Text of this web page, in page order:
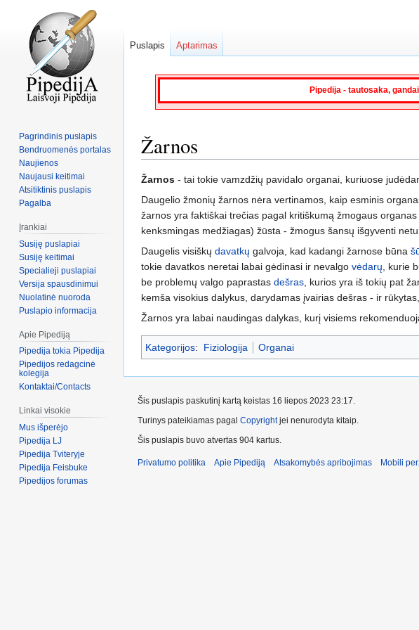
Pipedija - tautosaka,
Žarnos
Jump
to
navigation
Jump
to
search
Žarnos - tai tokie vamzdžių pavidalo organai, kuriuose
Daugelio žmonių žarnos nėra vertinamos, kaip esminis
žarnos yra faktiškai trečias pagal kritiškumą žmogaus
kenksmingas medžiagas) žūsta - žmogus šansų išgyventi
Daugelis visiškų davatkų galvoja, kad kadangi žarnose būna
tokie davatkos neretai labai gėdinasi ir nevalgo vėdarų , kurie
be problemų valgo paprastas dešras , kurios yra iš tokių pat
kemša visokius dalykus, darydamas įvairias dešras - ir
Žarnos yra labai naudingas dalykas, kurį visiems
Kategorijos: Fiziologija Organai
Puslapis Aptarimas
Pagrindinis puslapis
Bendruomenės portalas
Naujienos
Naujausi keitimai
Atsitiktinis puslapis
Pagalba
Įrankiai
Susiję puslapiai
Susiję keitimai
Specialieji puslapiai
Versija spausdinimui
Nuolatinė nuoroda
Puslapio informacija
Apie Pipediją
Pipedija tokia Pipedija
Pipedijos redagcinė
kolegija
Kontaktai/Contacts
Linkai visokie
Mus išperėjo
Pipedija LJ
Pipedija Tviteryje
Pipedija Feisbuke
Pipedijos forumas
Šis puslapis paskutinį kartą keistas 16 liepos 2023 23:17.
Turinys pateikiamas pagal Copyrightjei nenurodyta kitaip.
Šis puslapis buvo atvertas 904 kartus.
Privatumo politika Apie Pipediją Atsakomybės apribojimas Mobili